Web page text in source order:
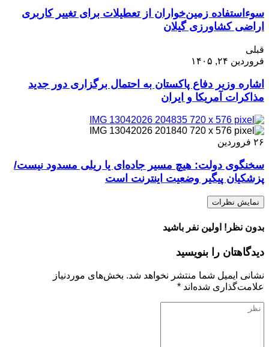
سوءاستفاده زمین‌خواران از تعطیلات برای تغییر کاربری
اراضی کشاورزی گیلان
قبلی
فروردین ۲۴, ۱۴۰۵
اشاره وزیر دفاع پاکستان به احتمال برگزاری دور جدید
مذاکرات آمریکا و ایران
۲۶ فروردین
سخنگوی دولت: هیچ مسیر جاده‌ای یا ریلی مسدود نیست/
پزشکیان پیگیر وضعیت اینترنت است
نمایش نظرات
بدون نظر! اولین نفر باشید
دیدگاهتان را بنویسید
نشانی ایمیل شما منتشر نخواهد شد. بخش‌های موردنیاز
علامت‌گذاری شده‌اند *